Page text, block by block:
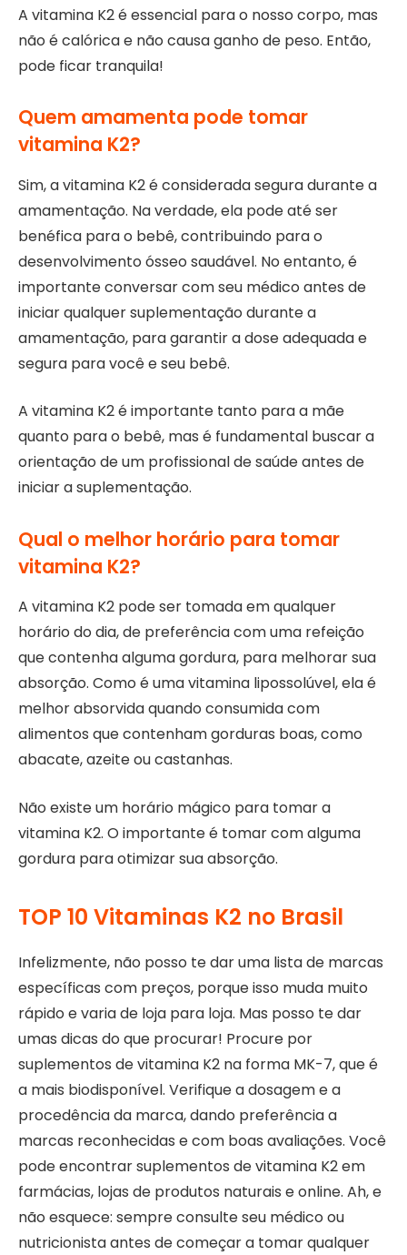
A vitamina K2 é essencial para o nosso corpo, mas
não é calórica e não causa ganho de peso. Então,
pode ficar tranquila!
Quem amamenta pode tomar
vitamina K2?
Sim, a vitamina K2 é considerada segura durante a
amamentação. Na verdade, ela pode até ser
benéfica para o bebê, contribuindo para o
desenvolvimento ósseo saudável. No entanto, é
importante conversar com seu médico antes de
iniciar qualquer suplementação durante a
amamentação, para garantir a dose adequada e
segura para você e seu bebê.
A vitamina K2 é importante tanto para a mãe
quanto para o bebê, mas é fundamental buscar a
orientação de um profissional de saúde antes de
iniciar a suplementação.
Qual o melhor horário para tomar
vitamina K2?
A vitamina K2 pode ser tomada em qualquer
horário do dia, de preferência com uma refeição
que contenha alguma gordura, para melhorar sua
absorção. Como é uma vitamina lipossolúvel, ela é
melhor absorvida quando consumida com
alimentos que contenham gorduras boas, como
abacate, azeite ou castanhas.
Não existe um horário mágico para tomar a
vitamina K2. O importante é tomar com alguma
gordura para otimizar sua absorção.
TOP 10 Vitaminas K2 no Brasil
Infelizmente, não posso te dar uma lista de marcas
específicas com preços, porque isso muda muito
rápido e varia de loja para loja. Mas posso te dar
umas dicas do que procurar! Procure por
suplementos de vitamina K2 na forma MK-7, que é
a mais biodisponível. Verifique a dosagem e a
procedência da marca, dando preferência a
marcas reconhecidas e com boas avaliações. Você
pode encontrar suplementos de vitamina K2 em
farmácias, lojas de produtos naturais e online. Ah, e
não esquece: sempre consulte seu médico ou
nutricionista antes de começar a tomar qualquer